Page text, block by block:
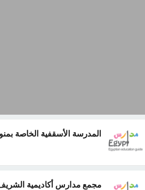
المدرسة الأسقفية الخاصة
مجمع مدارس أكاديمية